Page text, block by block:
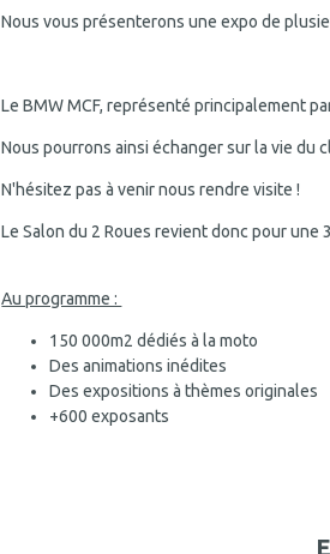
Nous vous présenterons une expo de
Le BMW MCF, représenté principalement
Nous pourrons ainsi échanger sur la vie du
N'hésitez pas à venir nous rendre visite !
Le Salon du 2 Roues revient donc pour une
Au programme :
150 000m2 dédiés à la moto
Des animations inédites
Des expositions à thèmes originales
+600 exposants